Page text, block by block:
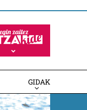
GIDAK